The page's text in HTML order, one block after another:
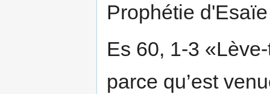
Prophétie
Es 60, 1-3
parce qu’est